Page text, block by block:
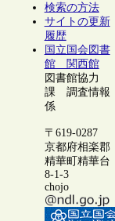
検索の方法
サイトの更新
履歴
国立国会図書
館 関西館
図書館協力
課 調査情報
係
〒619-0287
京都府相楽郡
精華町精華台
8-1-3
chojo